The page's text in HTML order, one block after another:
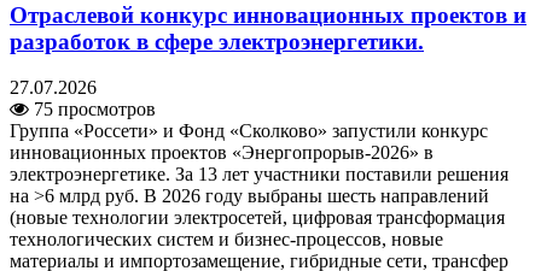
Отраслевой конкурс инновационных проектов и
разработок в сфере электроэнергетики.
27.07.2026
75 просмотров
Группа «Россети» и Фонд «Сколково» запустили конкурс
инновационных проектов «Энергопрорыв-2026» в
электроэнергетике. За 13 лет участники поставили решения
на >6 млрд руб. В 2026 году выбраны шесть направлений
(новые технологии электросетей, цифровая трансформация
технологических систем и бизнес-процессов, новые
материалы и импортозамещение, гибридные сети, трансфер